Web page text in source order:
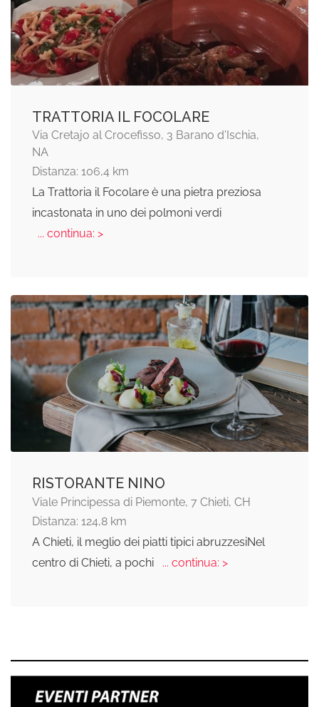
TRATTORIA IL FOCOLARE
Via Cretajo al Crocefisso, 3 Barano d'Ischia,
NA
Distanza: 106,4 km
La Trattoria il Focolare è una pietra preziosa
incastonata in uno dei polmoni verdi
... continua: >
RISTORANTE NINO
Viale Principessa di Piemonte, 7 Chieti, CH
Distanza: 124,8 km
A Chieti, il meglio dei piatti tipici abruzzesiNel
centro di Chieti, a pochi
... continua: >